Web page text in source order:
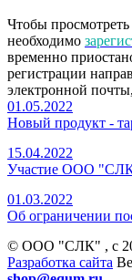
Чтобы
необходимо
временно
регистрации
электронной
01.05.2022
Новый продукт -
15.04.2022
Участие ООО
01.03.2022
Об ограничении
© ООО "СЛК" , c
Разработка сайта